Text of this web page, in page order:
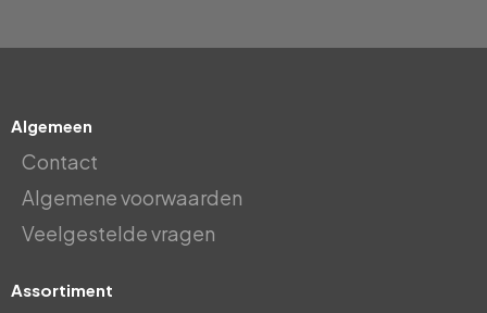
Algemeen
Contact
Algemene voorwaarden
Veelgestelde vragen
Assortiment